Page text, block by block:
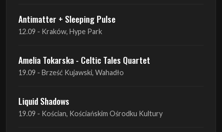
Antimatter + Sleeping Pulse
12.09 - Kraków, Hype Park
Amelia Tokarska - Celtic Tales Quartet
19.09 - Brześć Kujawski, Wahadło
Liquid Shadows
19.09 - Kościan, Kościańskim Ośrodku Kultury